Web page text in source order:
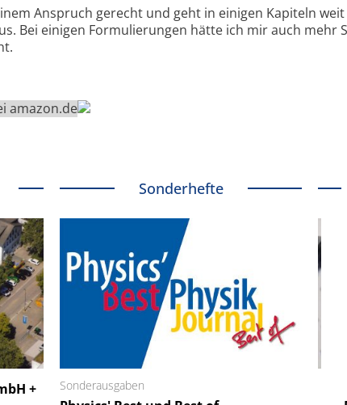
Anspruch gerecht und geht in einigen Kapiteln
Bei einigen Formulierungen hätte ich mir auch mehr
amazon.de
+
Sonderhefte
Sonderausgaben